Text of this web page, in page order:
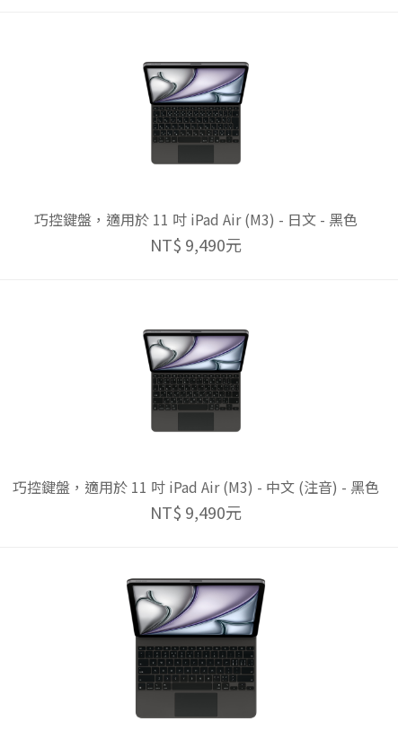
巧控鍵盤，適用於 11 吋 iPad Air (M3) - 日文 - 黑色
NT$ 9,490元
巧控鍵盤，適用於 11 吋 iPad Air (M3) - 中文 (注音) - 黑色
NT$ 9,490元